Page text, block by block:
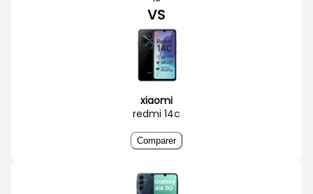
VS
xiaomi
redmi 14c
Comparer